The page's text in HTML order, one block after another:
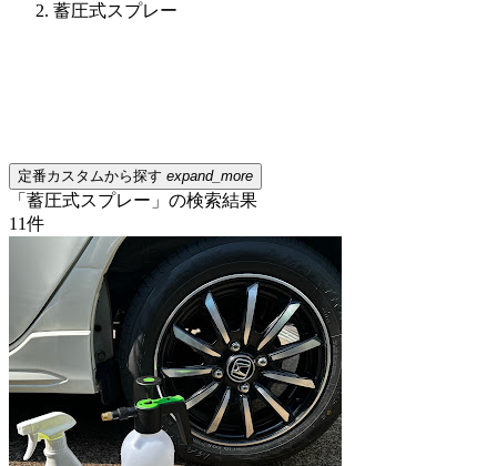
蓄圧式スプレー
定番カスタムから探す expand_more
「蓄圧式スプレー」の検索結果
11件